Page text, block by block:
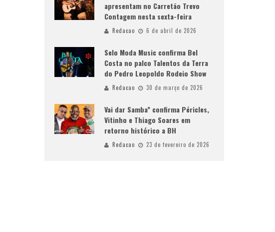
apresentam no Carretão Trevo
Contagem nesta sexta-feira
Redacao 6 de abril de 2026
Selo Moda Music confirma Bel
Costa no palco Talentos da Terra
do Pedro Leopoldo Rodeio Show
Redacao 30 de março de 2026
Vai dar Samba” confirma Péricles,
Vitinho e Thiago Soares em
retorno histórico a BH
Redacao 23 de fevereiro de 2026